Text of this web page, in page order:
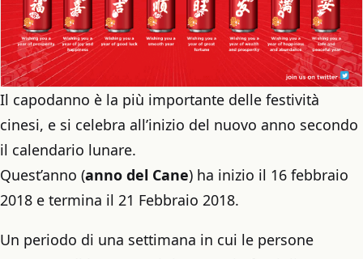
Il capodanno è la più importante delle festività
cinesi, e si celebra all’inizio del nuovo anno secondo
il calendario lunare.
Quest’anno (anno del Cane) ha inizio il 16 febbraio
2018 e termina il 21 Febbraio 2018.
Un periodo di una settimana in cui le persone